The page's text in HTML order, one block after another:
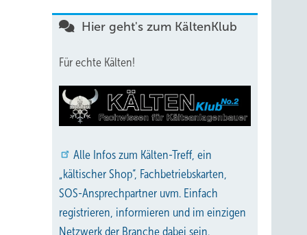
Hier geht's zum KältenKlub
Für echte Kälten!
Alle Infos zum Kälten-Treff, ein
„kältischer Shop“, Fachbetriebskarten,
SOS-Ansprechpartner uvm. Einfach
registrieren, informieren und im einzigen
Netzwerk der Branche dabei sein.